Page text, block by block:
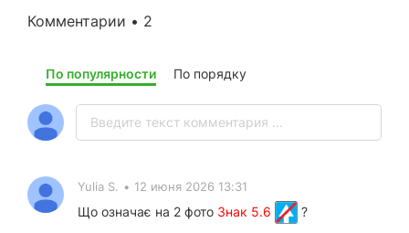
Комментарии • 2
По популярности По порядку
Yulia S. • 12 июня 2026 13:31
Що означає на 2 фото Знак 5.6
?